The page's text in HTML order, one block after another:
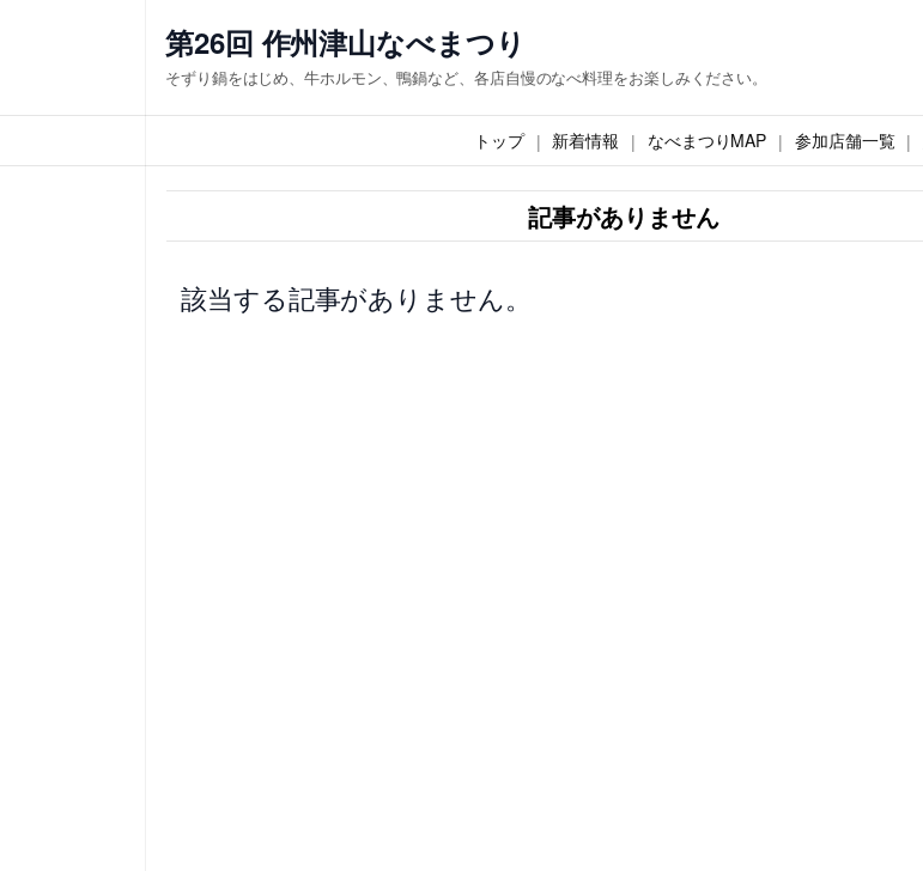
ス
キ
第26回 作州津山なべまつり
そずり鍋をはじめ、牛ホルモン、鴨鍋など、各店自慢のなべ料理をお楽しみください。
トップ 新着情報 なべまつりMAP 参加店舗一覧
記事がありません
該当する記事がありません。